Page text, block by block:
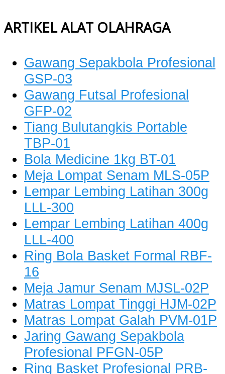
ARTIKEL ALAT OLAHRAGA
Gawang Sepakbola Profesional
GSP-03
Gawang Futsal Profesional
GFP-02
Tiang Bulutangkis Portable
TBP-01
Bola Medicine 1kg BT-01
Meja Lompat Senam MLS-05P
Lempar Lembing Latihan 300g
LLL-300
Lempar Lembing Latihan 400g
LLL-400
Ring Bola Basket Formal RBF-
16
Meja Jamur Senam MJSL-02P
Matras Lompat Tinggi HJM-02P
Matras Lompat Galah PVM-01P
Jaring Gawang Sepakbola
Profesional PFGN-05P
Ring Basket Profesional PRB-